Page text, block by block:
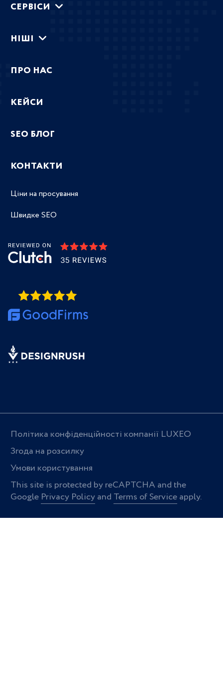
СЕРВIСИ
НIШI
ПРО НАС
КЕЙСИ
SEO БЛОГ
КОНТАКТИ
Ціни на просування
Швидке SEO
Політика конфіденційності компанії LUXEO
Згода на розсилку
Умови користування
This site is protected by reCAPTCHA and the
Google Privacy Policyand Terms of Serviceapply.